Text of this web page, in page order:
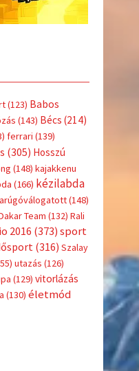
(123) Babos
(143) Bécs (214)
ferrari (139)
(305) Hosszú
(148) kajakkenu
(166) kézilabda
(148)
Team (132) Rali
2016 (373) sport
(316) Szalay
utazás (126)
(129) vitorlázás
(130) életmód